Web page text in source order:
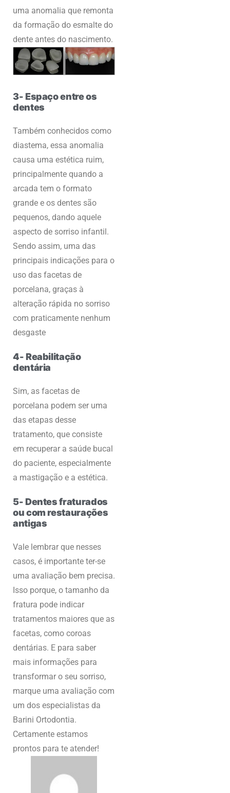
uma anomalia que remonta
da formação do esmalte do
dente antes do nascimento.
3- Espaço entre os
dentes
Também conhecidos como
diastema, essa anomalia
causa uma estética ruim,
principalmente quando a
arcada tem o formato
grande e os dentes são
pequenos, dando aquele
aspecto de sorriso infantil.
Sendo assim, uma das
principais indicações para o
uso das facetas de
porcelana, graças à
alteração rápida no sorriso
com praticamente nenhum
desgaste
4- Reabilitação
dentária
Sim, as facetas de
porcelana podem ser uma
das etapas desse
tratamento, que consiste
em recuperar a saúde bucal
do paciente, especialmente
a mastigação e a estética.
5- Dentes fraturados
ou com restaurações
antigas
Vale lembrar que nesses
casos, é importante ter-se
uma avaliação bem precisa.
Isso porque, o tamanho da
fratura pode indicar
tratamentos maiores que as
facetas, como coroas
dentárias. E para saber
mais informações para
transformar o seu sorriso,
marque uma avaliação com
um dos especialistas da
Barini Ortodontia.
Certamente estamos
prontos para te atender!